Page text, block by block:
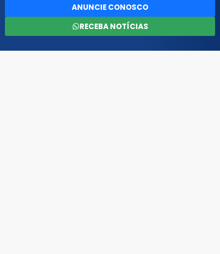
ANUNCIE CONOSCO
RECEBA NOTÍCIAS